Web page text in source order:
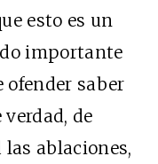
esto es un
importante
ofender saber
de
las ablaciones,